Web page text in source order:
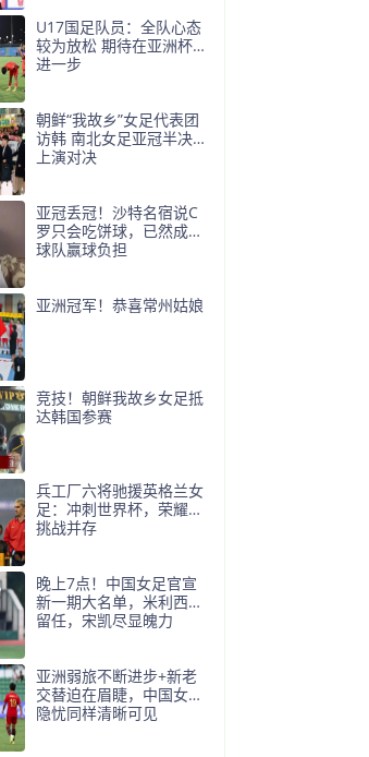
U17国足队员：全队心态
较为放松 期待在亚洲杯更
进一步
朝鲜“我故乡”女足代表团
访韩 南北女足亚冠半决赛
上演对决
亚冠丢冠！沙特名宿说C
罗只会吃饼球，已然成为
球队赢球负担
亚洲冠军！恭喜常州姑娘
竞技！朝鲜我故乡女足抵
达韩国参赛
兵工厂六将驰援英格兰女
足：冲刺世界杯，荣耀与
挑战并存
晚上7点！中国女足官宣
新一期大名单，米利西奇
留任，宋凯尽显魄力
亚洲弱旅不断进步+新老
交替迫在眉睫，中国女足
隐忧同样清晰可见